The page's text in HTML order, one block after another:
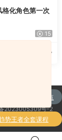
格化角色第一次
15
2024-10-07
2023005309号-2
锋捕捉主升浪买点
势王者全套课程